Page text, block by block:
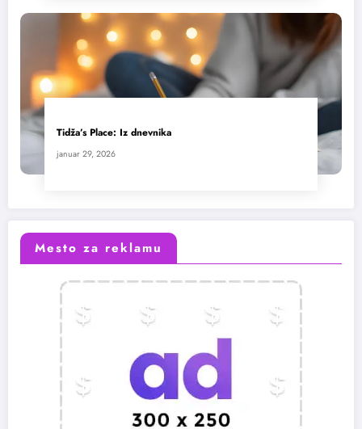
Tidža’s Place: Iz dnevnika
januar 29, 2026
Mesto za reklamu